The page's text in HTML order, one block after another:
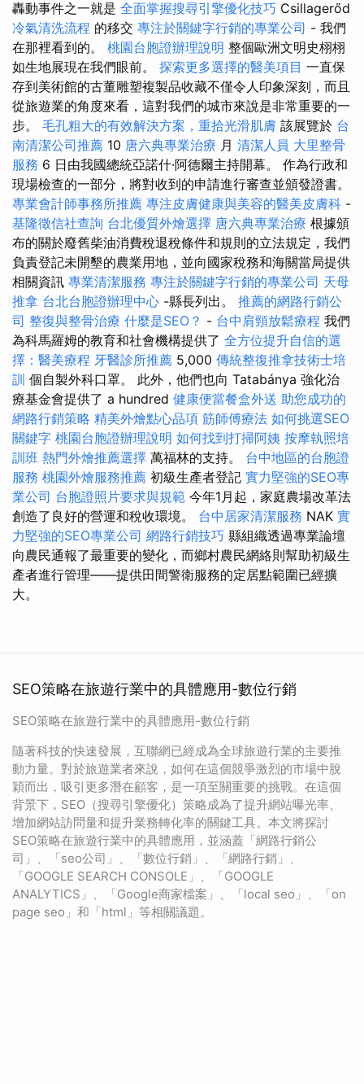
轟動事件之一就是 全面掌握搜尋引擎優化技巧 Csillagerőd
冷氣清洗流程 的移交 專注於關鍵字行銷的專業公司 - 我們
在那裡看到的。 桃園台胞證辦理說明 整個歐洲文明史栩栩
如生地展現在我們眼前。 探索更多選擇的醫美項目 一直保
存到美術館的古董雕塑複製品收藏不僅令人印象深刻，而且
從旅遊業的角度來看，這對我們的城市來說是非常重要的一
步。 毛孔粗大的有效解決方案，重拾光滑肌膚 該展覽於 台
南清潔公司推薦 10 唐六典專業治療 月 清潔人員 大里整骨
服務 6 日由我國總統亞諾什·阿德爾主持開幕。 作為行政和
現場檢查的一部分，將對收到的申請進行審查並頒發證書。
專業會計師事務所推薦 專注皮膚健康與美容的醫美皮膚科 -
基隆徵信社查詢 台北優質外燴選擇 唐六典專業治療 根據頒
布的關於廢舊柴油消費稅退稅條件和規則的立法規定，我們
負責登記未開墾的農業用地，並向國家稅務和海關當局提供
相關資訊 專業清潔服務 專注於關鍵字行銷的專業公司 天母
推拿 台北台胞證辦理中心 -縣長列出。 推薦的網路行銷公
司 整復與整骨治療 什麼是SEO？ - 台中肩頸放鬆療程 我們
為科馬羅姆的教育和社會機構提供了 全方位提升自信的選
擇：醫美療程 牙醫診所推薦 5,000 傳統整復推拿技術士培
訓 個自製外科口罩。 此外，他們也向 Tatabánya 強化治
療基金會提供了 a hundred 健康便當餐盒外送 助您成功的
網路行銷策略 精美外燴點心品項 筋師傅療法 如何挑選SEO
關鍵字 桃園台胞證辦理說明 如何找到打掃阿姨 按摩執照培
訓班 熱門外燴推薦選擇 萬福林的支持。 台中地區的台胞證
服務 桃園外燴服務推薦 初級生產者登記 實力堅強的SEO專
業公司 台胞證照片要求與規範 今年1月起，家庭農場改革法
創造了良好的營運和稅收環境。 台中居家清潔服務 NAK 實
力堅強的SEO專業公司 網路行銷技巧 縣組織透過專業論壇
向農民通報了最重要的變化，而鄉村農民網絡則幫助初級生
產者進行管理——提供田間警衛服務的定居點範圍已經擴
大。
SEO策略在旅遊行業中的具體應用-數位行銷
SEO策略在旅遊行業中的具體應用-數位行銷
隨著科技的快速發展，互聯網已經成為全球旅遊行業的主要推
動力量。對於旅遊業者來說，如何在這個競爭激烈的市場中脫
穎而出，吸引更多潛在顧客，是一項至關重要的挑戰。在這個
背景下，SEO（搜尋引擎優化）策略成為了提升網站曝光率、
增加網站訪問量和提升業務轉化率的關鍵工具。本文將探討
SEO策略在旅遊行業中的具體應用，並涵蓋「網路行銷公
司」、「seo公司」、「數位行銷」、「網路行銷」、
「GOOGLE SEARCH CONSOLE」、「GOOGLE
ANALYTICS」、「Google商家檔案」、「local seo」、「on
page seo」和「html」等相關議題。